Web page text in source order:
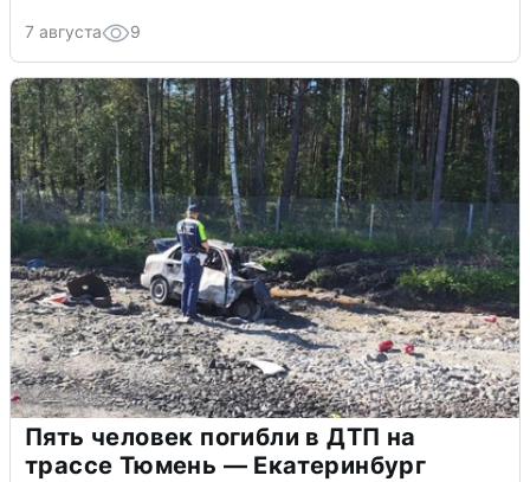
7 августа 9
Пять человек погибли в ДТП на
трассе Тюмень — Екатеринбург